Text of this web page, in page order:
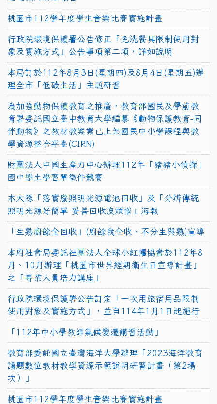
桃園市112學年度學生音樂比賽實施計畫
行政院環境保護署公告修正「免洗餐具限制使用對
象及實施方式」公告事項第二項，詳如說明
本局訂於112年8月3日(星期四)及8月4日(星期五)辦
理全市「低碳生活」主題研習
為加強動物保護教育之推廣，教育部國民及學前教
育署委託國立臺中教育大學編纂《動物保護教育-同
伴動物》之教材教案業已上架國民中小學課程與教
學資源整合平臺(CIRN)
財團法人中國生產力中心辦理112年「豬豬小偵探」
國中學生學習單徵件競賽
本大隊「落實廢照明光源電池回收」及「分辨傳統
照明光源好簡單 妥善回收沒煩惱」海報
「生熟廚餘全回收」(廚餘我全收、不分生與熟)宣導
本府社會局委託社團法人全球小紅帽協會於112年8
月、10月辦理「桃園市世界經期衛生日宣導計畫」
之「專業人員培力講座」
行政院環境保護署公告訂定「一次用旅宿用品限制
使用對象及實施方式」，並自114年1月1日起施行
「112年中小學教師氣候變遷講習活動」
教育部委託國立臺灣海洋大學辦理「2023海洋教育
議題數位教材教學資源示範說明研習計畫（第2場
次）」
桃園市112學年度學生音樂比賽實施計畫